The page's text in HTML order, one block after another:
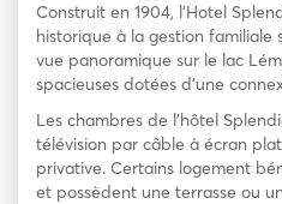
Construit en 1904, l’Hotel
historique à la gestion familiale
vue panoramique sur le lac
spacieuses dotées d’une
Les chambres de l’hôtel
télévision par câble à écran
privative. Certains logement
et possèdent une terrasse ou